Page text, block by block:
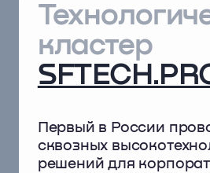
кластер
Первый в России
сквозных
решений для